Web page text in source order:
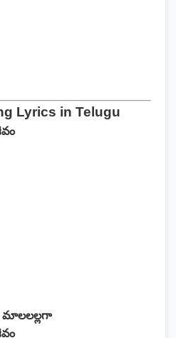
Lyrics in Telugu
మాలలల్లగా